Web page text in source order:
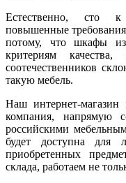
Естественно, сто
повышенные
потому, чтошкафы
критериям
соотечественников
такую мебель.
Наш интернет-
компания, напрямую
российскими
будет доступна для
приобретенных
склада, работаем не